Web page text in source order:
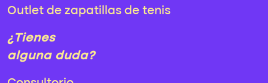
Outlet de zapatillas de tenis
¿Tienes
alguna duda?